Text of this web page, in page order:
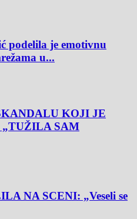
podelila je emotivnu
u...
KOJI JE
„TUŽILA SAM
NA SCENI: „Veseli se